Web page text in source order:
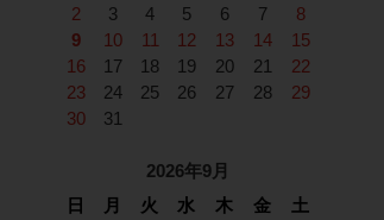
2 3 4 5 6 7
8
9
10 11 12 13 14
15
16
17 18 19 20 21
22
23
24 25 26 27 28
29
30
31
2026年9月
日
月 火 水 木 金
土